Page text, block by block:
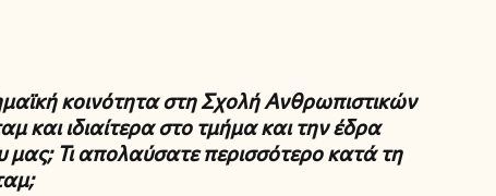
κοινότηταστη Σχολή Ανθρωπιστικών
και ιδιαίτερα στο τμήμα και την έδρα
μας;Τι απολαύσατε περισσότερο κατά τη